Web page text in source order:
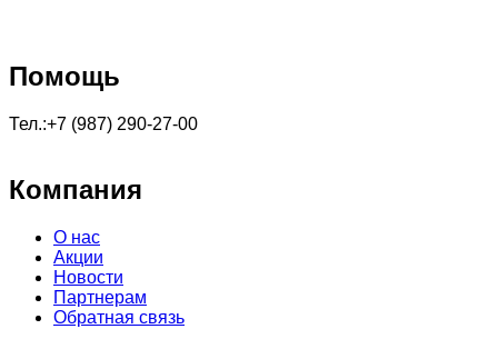
Помощь
Тел.:+7 (987) 290-27-00
Компания
О нас
Акции
Новости
Партнерам
Обратная связь